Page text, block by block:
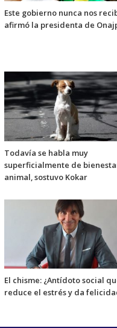
Este gobierno nunca nos
afirmó la presidenta de
Todavía se habla muy
superficialmente de
animal, sostuvo Kokar
El chisme: ¿Antídoto social
reduce el estrés y da